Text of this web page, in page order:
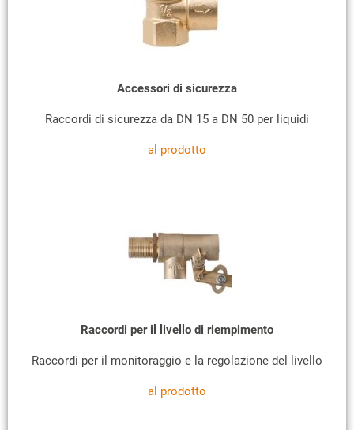
Accessori di sicurezza
Raccordi di sicurezza da DN 15 a DN 50 per liquidi
al prodotto
Raccordi per il livello di riempimento
Raccordi per il monitoraggio e la regolazione del livello
al prodotto